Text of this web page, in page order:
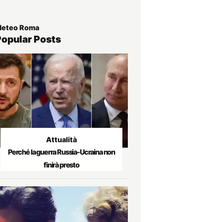
Roma
Posts
Attualità
Perché la guerra Russia-Ucraina non
finirà presto